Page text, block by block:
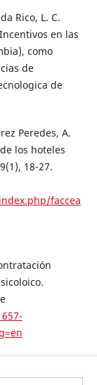
Rico, L. C.
en las
como
de
de
Peredes, A.
los hoteles
18-27.
faccea